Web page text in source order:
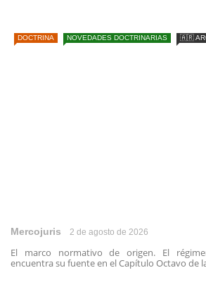
DOCTRINA NOVEDADES DOCTRINARIAS 🇦🇷
Mercojuris 2 de agosto de 2026
El marco normativo de origen. El
encuentra su fuente en el Capítulo Octavo de